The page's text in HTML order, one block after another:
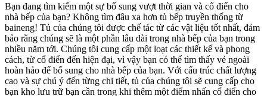
Bạn đang tìm kiếm một sự bổ sung vượt thời gian và cổ điển cho
nhà bếp của bạn? Không tìm đâu xa hơn tủ bếp truyền thống từ
baineng! Tủ của chúng tôi được chế tác từ các vật liệu tốt nhất, đảm
bảo rằng chúng sẽ là một phần lâu dài trong nhà bếp của bạn trong
nhiều năm tới. Chúng tôi cung cấp một loạt các thiết kế và phong
cách, từ cổ điển đến hiện đại, vì vậy bạn có thể tìm thấy vẻ ngoài
hoàn hảo để bổ sung cho nhà bếp của bạn. Với cấu trúc chất lượng
cao và sự chú ý đến từng chi tiết, tủ của chúng tôi sẽ cung cấp cho
bạn kho lưu trữ bạn cần trong khi thêm một điểm nhấn cổ điển cho